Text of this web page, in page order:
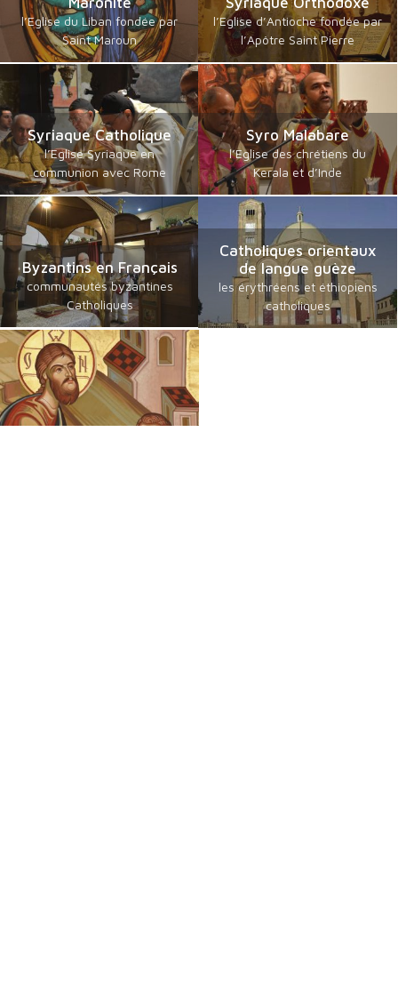
l’Eglise du Liban fondée par
Saint Maroun
l’Eglise d’Antioche fondée par
l’Apôtre Saint Pierre
Syriaque Catholique
l’Eglise Syriaque en
communion avec Rome
Syro Malabare
l’Eglise des chrétiens du
Kerala et d’Inde
Byzantins en Français
communautés byzantines
Catholiques
Catholiques orientaux
de langue guèze
les érythréens et éthiopiens
catholiques